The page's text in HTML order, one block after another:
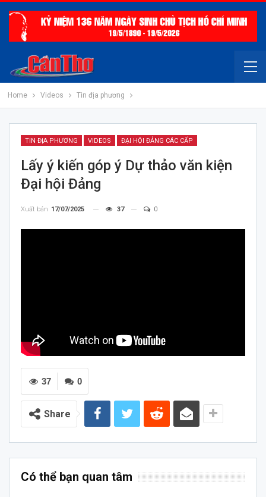
Home Videos Tin địa phương
TIN ĐỊA PHƯƠNG VIDEOS ĐẠI HỘI ĐẢNG CÁC CẤP
Lấy ý kiến góp ý Dự thảo văn kiện
Đại hội Đảng
Xuất bản 17/07/2025 37 0
0
37
Share
Có thể bạn quan tâm